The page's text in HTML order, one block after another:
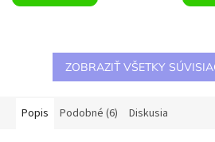
ZOBRAZIŤ VŠETKY
Popis Podobné (6) Diskusia